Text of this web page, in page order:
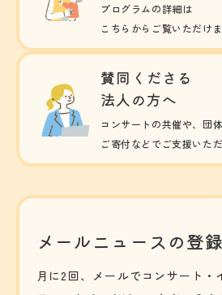
プログラムの詳細は
こちらからご覧いただけま
賛同くださる
法人の方へ
コンサートの共催や、団
ご寄付などでご支援いただ
メールニュースの登
月に2回、メールでコンサート・